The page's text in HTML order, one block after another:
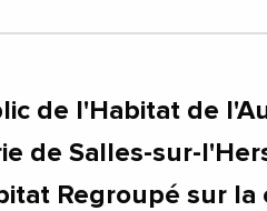
de l'Habitat de
de Salles-sur-
Regroupé sur la